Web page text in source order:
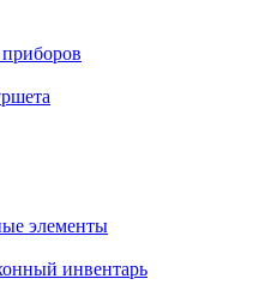
элементы
инвентарь